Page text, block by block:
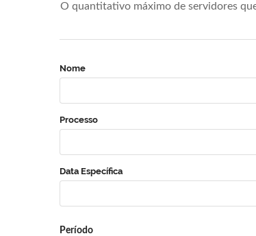
O quantitativo máximo de servidores
Nome
Processo
Data Específica
Período